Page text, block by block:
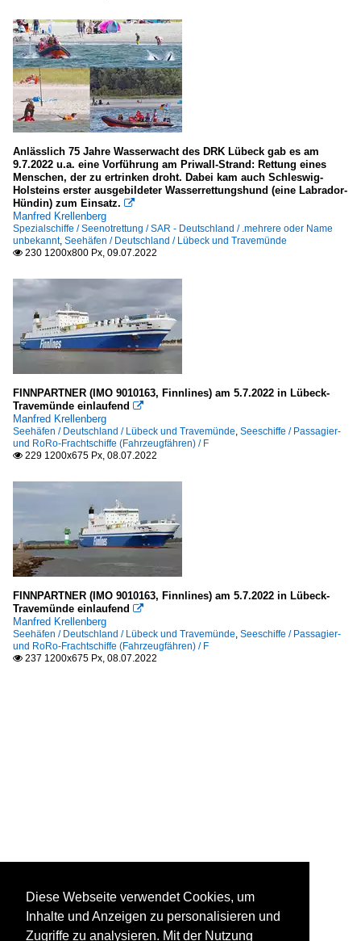
Anlässlich 75 Jahre Wasserwacht des DRK Lübeck gab es am
9.7.2022 u.a. eine Vorführung am Priwall-Strand: Rettung eines
Menschen, der zu ertrinken droht. Dabei kam auch Schleswig-
Holsteins erster ausgebildeter Wasserrettungshund (eine Labrador-
Hündin) zum Einsatz. 
Manfred Krellenberg
Spezialschiffe / Seenotrettung / SAR - Deutschland / .mehrere oder Name
unbekannt, Seehäfen / Deutschland / Lübeck und Travemünde
 230 1200x800 Px, 09.07.2022
FINNPARTNER (IMO 9010163, Finnlines) am 5.7.2022 in Lübeck-
Travemünde einlaufend 
Manfred Krellenberg
Seehäfen / Deutschland / Lübeck und Travemünde, Seeschiffe / Passagier-
und RoRo-Frachtschiffe (Fahrzeugfähren) / F
 229 1200x675 Px, 08.07.2022
FINNPARTNER (IMO 9010163, Finnlines) am 5.7.2022 in Lübeck-
Travemünde einlaufend 
Manfred Krellenberg
Seehäfen / Deutschland / Lübeck und Travemünde, Seeschiffe / Passagier-
und RoRo-Frachtschiffe (Fahrzeugfähren) / F
 237 1200x675 Px, 08.07.2022
Diese Webseite verwendet Cookies, um
Inhalte und Anzeigen zu personalisieren und
Zugriffe zu analysieren. Mit der Nutzung